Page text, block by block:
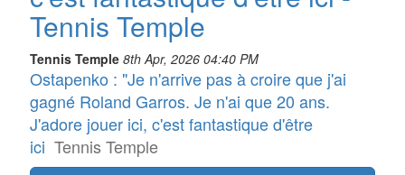
Tennis Temple
Tennis Temple 8th Apr, 2026 04:40 PM
Ostapenko : "Je n'arrive pas à croire que j'ai
gagné Roland Garros. Je n'ai que 20 ans.
J'adore jouer ici, c'est fantastique d'être
ici Tennis Temple